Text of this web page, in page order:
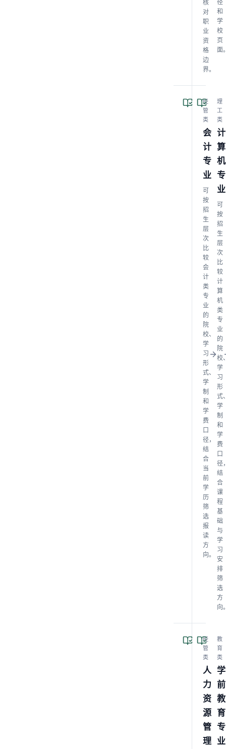
核
对
职
业
资
格
边
界。
径
和
学
校
页
面
经
管
类
会
计
专
业
可
按
招
生
层
次
比
较
会
计
类
专
业
的
院
校、
学
习
形
式、
学
制
和
学
费
口
径，
结
合
当
前
学
历
筛
选
报
读
方
向。
理
工
类
计
算
机
专
业
可
按
招
生
层
次
比
较
计
算
机
类
专
业
的
院
校
学
习
形
式
学
制
和
学
费
口
径
结
合
课
程
基
础
与
学
习
安
排
筛
选
方
向
经
管
类
人
力
资
源
管
理
教
育
类
学
前
教
育
专
业